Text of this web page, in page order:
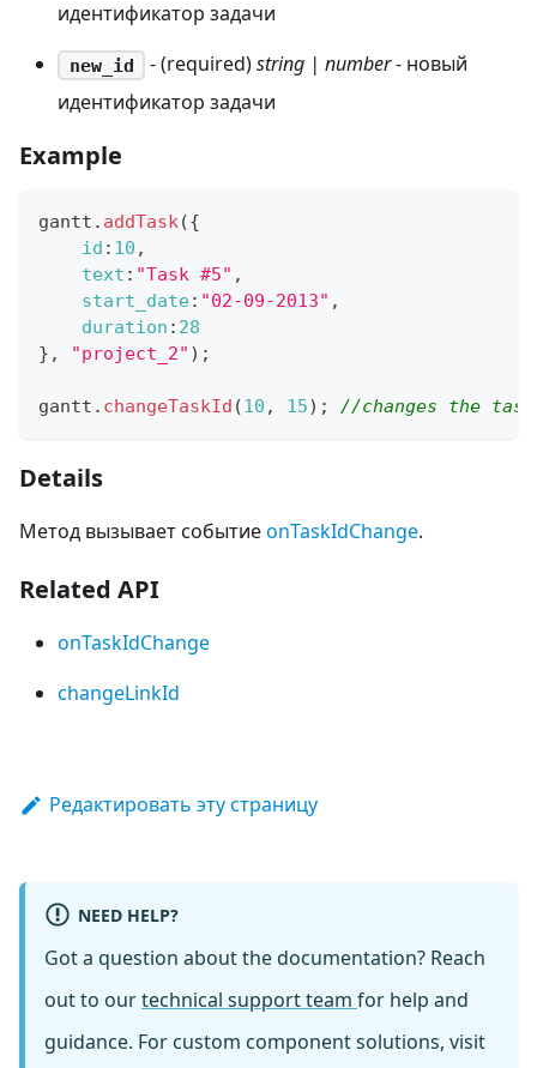
идентификатор задачи
new_id - (required)string | number- новый
идентификатор задачи
Example
gantt . addTask({
id : 10 ,
text : "Task #5" ,
start_date: "02-09-2013" ,
duration : 28
} , "project_2" ) ;
gantt . changeTaskId (10 , 15) ; //changes the
Details
Метод вызывает событиеonTaskIdChange.
Related API
onTaskIdChange
changeLinkId
Редактировать эту страницу
NEED HELP?
Got a question about the documentation? Reach
out to ourtechnical support team for help and
guidance. For custom component solutions, visit